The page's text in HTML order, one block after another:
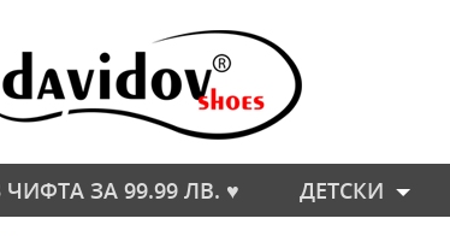
ЧИФТА ЗА 99.99 ЛВ. ♥ ДЕТСКИ